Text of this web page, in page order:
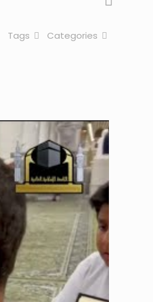
Categories
Tags